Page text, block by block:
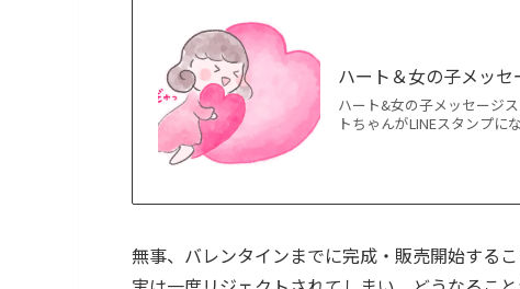
ハート＆女の子メッセ
ハート&女の子メッセージ
トちゃんがLINEスタンプ
無事、バレンタインまでに完成・販売開始する